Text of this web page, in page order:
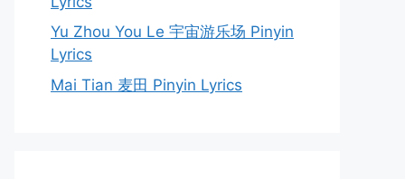
Yu Zhou You Le 宇宙游乐场 Pinyin
Lyrics
Mai Tian 麦田 Pinyin Lyrics